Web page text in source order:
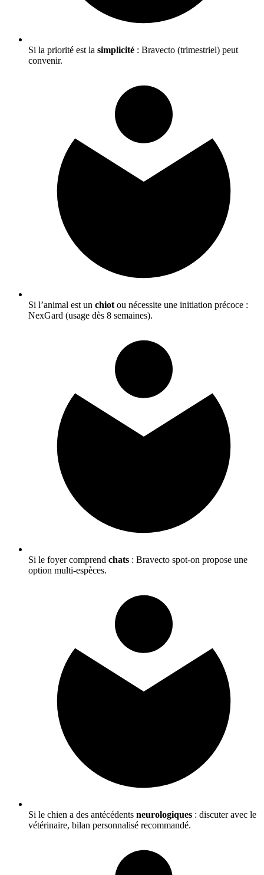
Si la priorité est la simplicité : Bravecto (trimestriel) peut
convenir.
Si l’animal est un chiot ou nécessite une initiation précoce :
NexGard (usage dès 8 semaines).
Si le foyer comprend chats : Bravecto spot-on propose une
option multi-espèces.
Si le chien a des antécédents neurologiques : discuter avec le
vétérinaire, bilan personnalisé recommandé.